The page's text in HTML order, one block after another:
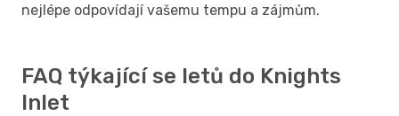
nejlépe odpovídají vašemu tempu a zájmům.
FAQ týkající se letů do Knights
Inlet